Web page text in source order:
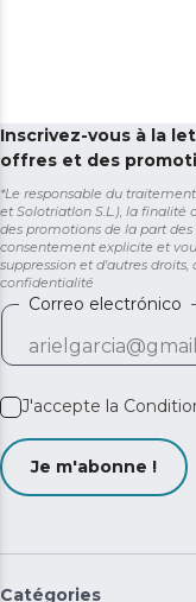
Inscrivez-vous à la
offres et des
*Le responsable du
et Solotriatlon S.L.), la
des promotions de la part
consentement explicite et
suppression et d'autres
confidentialité
Correo electrónico
J'accepte la
Je m'abonne !
Catégories